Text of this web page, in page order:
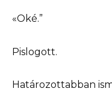
«Oké.”
Pislogott.
Határozottabban